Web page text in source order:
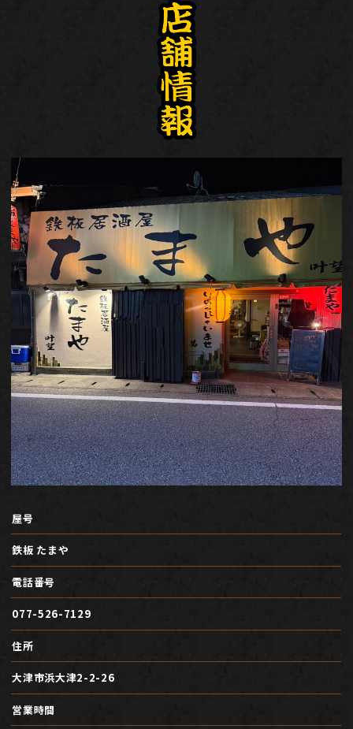
屋号
鉄板 たまや
電話番号
077-526-7129
住所
大津市浜大津2-2-26
営業時間